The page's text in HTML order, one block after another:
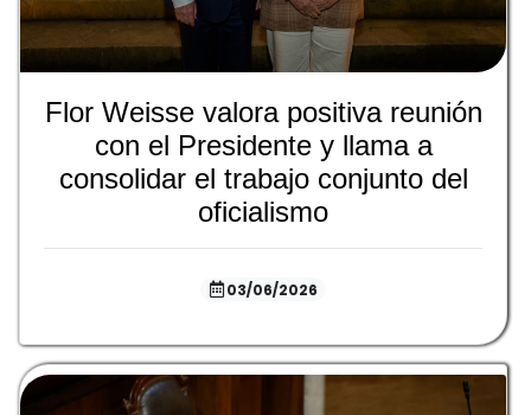
Flor Weisse valora positiva reunión
con el Presidente y llama a
consolidar el trabajo conjunto del
oficialismo
03/06/2026